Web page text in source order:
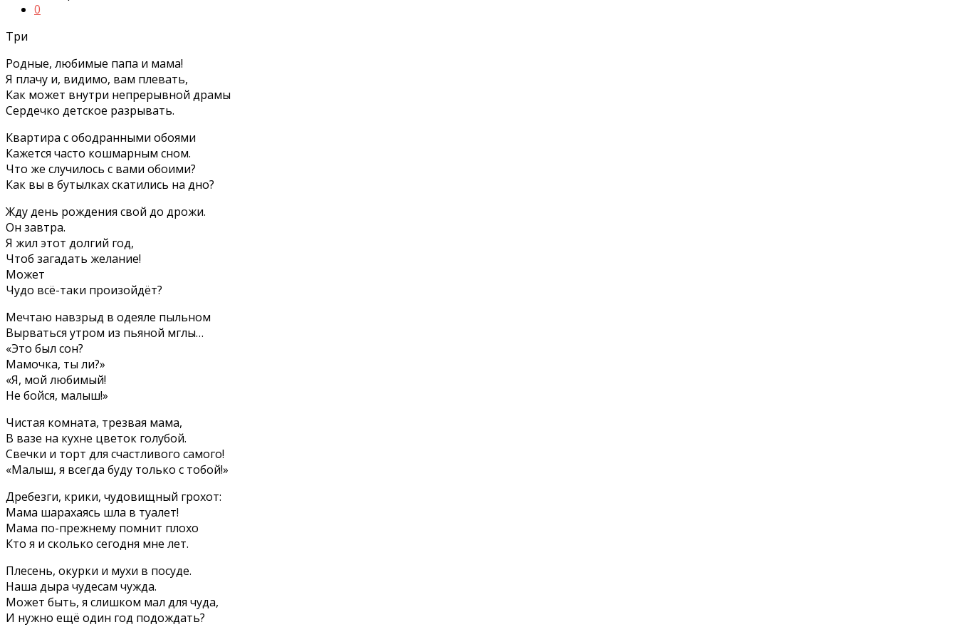
0
Три
Родные, любимые папа и мама!
Я плачу и, видимо, вам плевать,
Как может внутри непрерывной драмы
Сердечко детское разрывать.
Квартира с ободранными обоями
Кажется часто кошмарным сном.
Что же случилось с вами обоими?
Как вы в бутылках скатились на дно?
Жду день рождения свой до дрожи.
Он завтра.
Я жил этот долгий год,
Чтоб загадать желание!
Может
Чудо всё-таки произойдёт?
Мечтаю навзрыд в одеяле пыльном
Вырваться утром из пьяной мглы…
«Это был сон?
Мамочка, ты ли?»
«Я, мой любимый!
Не бойся, малыш!»
Чистая комната, трезвая мама,
В вазе на кухне цветок голубой.
Свечки и торт для счастливого самого!
«Малыш, я всегда буду только с тобой!»
Дребезги, крики, чудовищный грохот:
Мама шарахаясь шла в туалет!
Мама по-прежнему помнит плохо
Кто я и сколько сегодня мне лет.
Плесень, окурки и мухи в посуде.
Наша дыра чудесам чужда.
Может быть, я слишком мал для чуда,
И нужно ещё один год подождать?